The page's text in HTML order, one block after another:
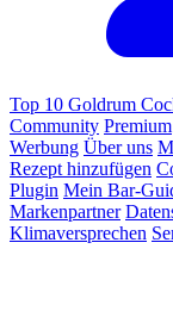
Top 10 Goldrum
Community Premium
Werbung Über uns
Rezept hinzufügen
Plugin Mein Bar-
Markenpartner
Klimaversprechen